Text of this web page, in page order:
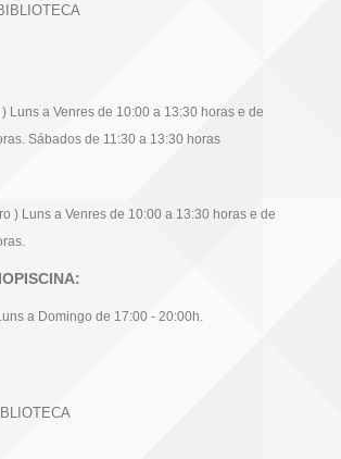
Luns a Venres de 10:00 a 13:30 horas e de
Sábados de 11:30 a 13:30 horas
) Luns a Venres de 10:00 a 13:30 horas e de
a Domingo de 17:00 - 20:00h.